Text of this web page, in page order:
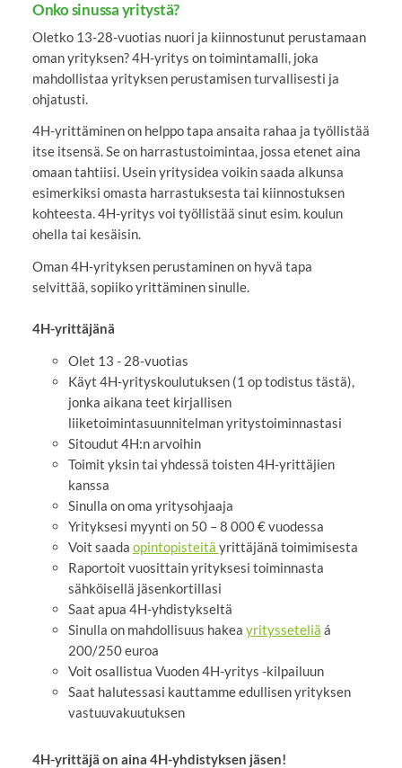
Onko sinussa yritystä?
Oletko 13-28-vuotias nuori ja kiinnostunut perustamaan
oman yrityksen? 4H-yritys on toimintamalli, joka
mahdollistaa yrityksen perustamisen turvallisesti ja
ohjatusti.
4H-yrittäminen on helppo tapa ansaita rahaa ja työllistää
itse itsensä. Se on harrastustoimintaa, jossa etenet aina
omaan tahtiisi. Usein yritysidea voikin saada alkunsa
esimerkiksi omasta harrastuksesta tai kiinnostuksen
kohteesta. 4H-yritys voi työllistää sinut esim. koulun
ohella tai kesäisin.
Oman 4H-yrityksen perustaminen on hyvä tapa
selvittää, sopiiko yrittäminen sinulle.
4H-yrittäjänä
Olet 13 - 28-vuotias
Käyt 4H-yrityskoulutuksen (1 op todistus tästä),
jonka aikana teet kirjallisen
liiketoimintasuunnitelman yritystoiminnastasi
Sitoudut 4H:n arvoihin
Toimit yksin tai yhdessä toisten 4H-yrittäjien
kanssa
Sinulla on oma yritysohjaaja
Yrityksesi myynti on 50 – 8 000 € vuodessa
Voit saada opintopisteitä yrittäjänä toimimisesta
Raportoit vuosittain yrityksesi toiminnasta
sähköisellä jäsenkortillasi
Saat apua 4H-yhdistykseltä
Sinulla on mahdollisuus hakea yritysseteliä á
200/250 euroa
Voit osallistua Vuoden 4H-yritys -kilpailuun
Saat halutessasi kauttamme edullisen yrityksen
vastuuvakuutuksen
4H-yrittäjä on aina 4H-yhdistyksen jäsen!